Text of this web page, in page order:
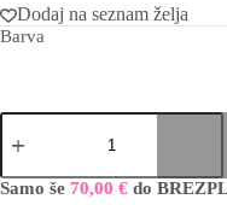
Dodaj na seznam želja
Barva
Modni
blazer
kroja
A
Samo še 70,00 € do